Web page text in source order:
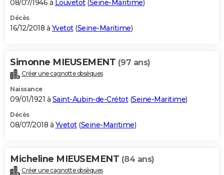
08/07/1946 à Louvetot(Seine-Maritime)
Décès
16/12/2018 à Yvetot(Seine-Maritime)
Simonne MIEUSEMENT (97 ans)
Créer une cagnotte obsèques
Naissance
09/01/1921 à Saint-Aubin-de-Crétot(Seine-Maritime)
Décès
08/07/2018 à Yvetot(Seine-Maritime)
Micheline MIEUSEMENT (84 ans)
Créer une cagnotte obsèques